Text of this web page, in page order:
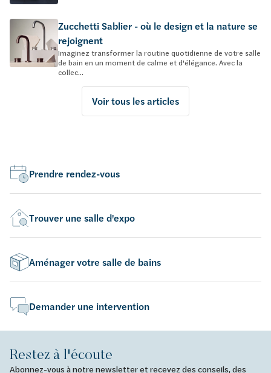
Zucchetti Sablier - où le design et la nature se
rejoignent
Imaginez transformer la routine quotidienne de votre salle
de bain en un moment de calme et d'élégance. Avec la
collec...
Voir tous les articles
Prendre rendez-vous
Trouver une salle d'expo
Aménager votre salle de bains
Demander une intervention
Restez à l'écoute
Abonnez-vous à notre newsletter et recevez des conseils, des